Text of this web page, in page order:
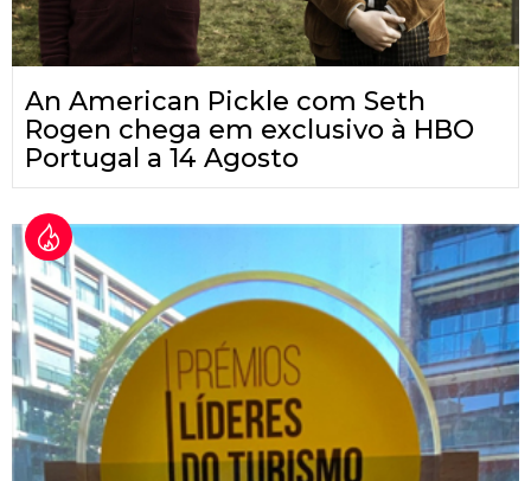
An American Pickle com Seth
Rogen chega em exclusivo à HBO
Portugal a 14 Agosto